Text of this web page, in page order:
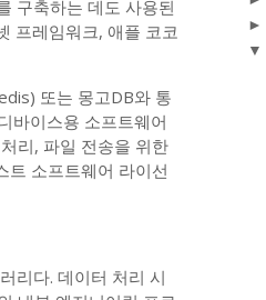
구축하는 데도 사용된
프레임워크, 애플 코코
또는 몽고DB와 통
바이스용 소프트웨어
리, 파일 전송을 위한
트 소프트웨어 라이선
리다. 데이터 처리 시
►
▼